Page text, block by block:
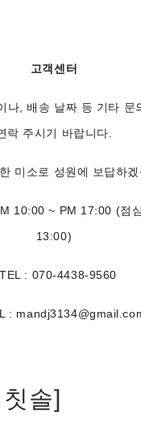
고객센터
나, 배송 날짜 등 기타 문
락 주시기 바랍니다.
미소로 성원에 보답하겠
10:00 ~ PM 17:00 (점
13:00)
: 070-4438-9560
:
솔]